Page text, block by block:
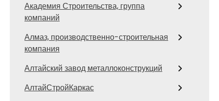
Академия Строительства, группа
компаний
Алмаз, производственно-строительная
компания
Алтайский завод металлоконструкций
АлтайСтройКаркас